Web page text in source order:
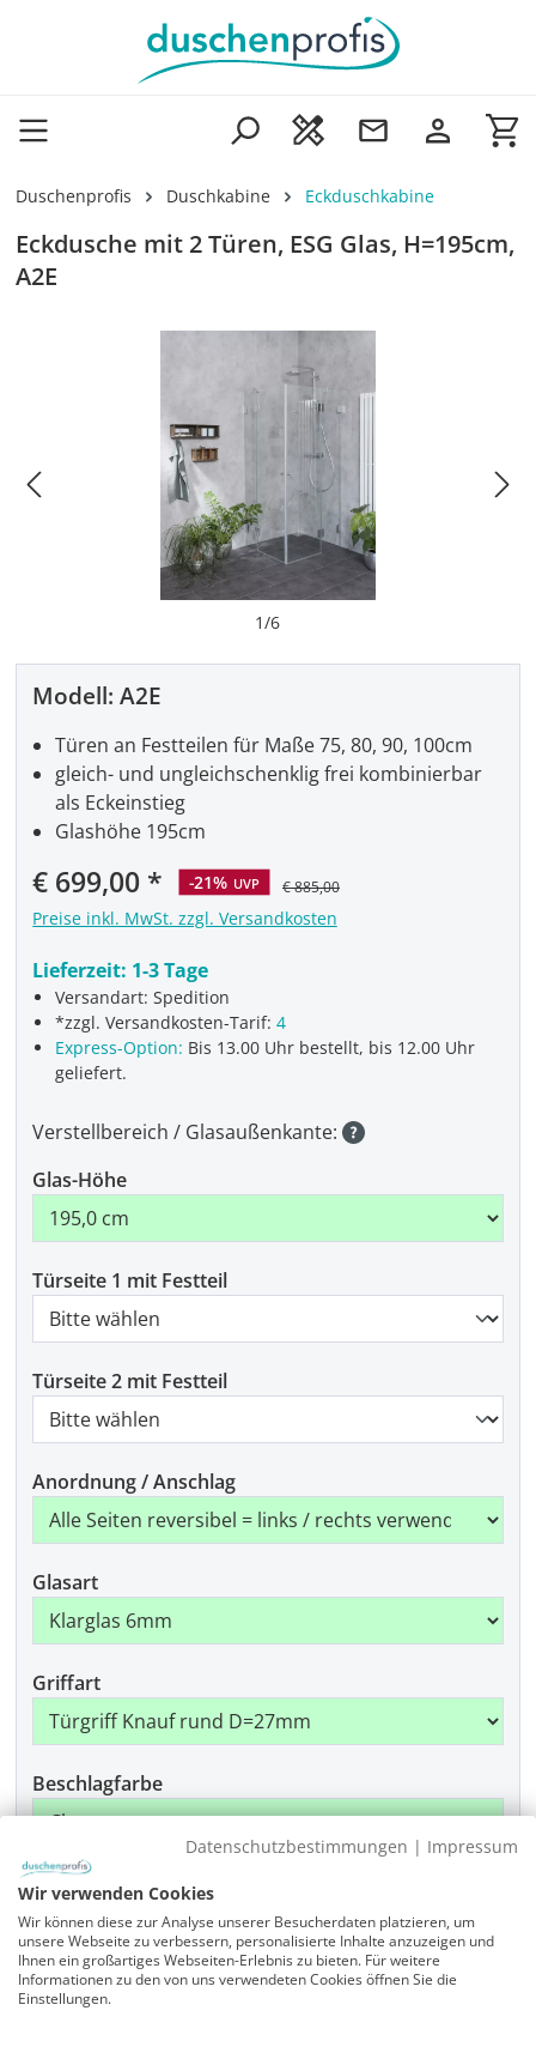
Zum Hauptinhalt springen
Duschenprofis Duschkabine Eckduschkabine
Eckdusche mit 2 Türen, ESG Glas, H=195cm,
A2E
1/6
Modell: A2E
Verkaufspreis:
€ 699,00 -21% UVP € 885,00
Preise inkl. MwSt. zzgl. Versandkosten
Lieferzeit: 1-3 Tage
Versandart: Spedition
*zzgl. Versandkosten-Tarif:4
Express-Option: Bis 13.00 Uhr bestellt, bis 12.00 Uhr
geliefert.
Türen an Festteilen für Maße 75, 80, 90, 100cm
gleich- und ungleichschenklig frei kombinierbar
als Eckeinstieg
Glashöhe 195cm
Verstellbereich / Glasaußenkante:
Glas-Höhe
Türseite 1 mit Festteil
Türseite 2 mit Festteil
Anordnung / Anschlag
Glasart
Griffart
Beschlagfarbe
Montage
Produkt Anzahl: Gib den gewünschten
Datenschutzbestimmungen | Impressum
Wir verwenden Cookies
Wir können diese zur Analyse unserer Besucherdaten platzieren, um
unsere Webseite zu verbessern, personalisierte Inhalte anzuzeigen und
Ihnen ein großartiges Webseiten-Erlebnis zu bieten. Für weitere
Informationen zu den von uns verwendeten Cookies öffnen Sie die
Einstellungen.